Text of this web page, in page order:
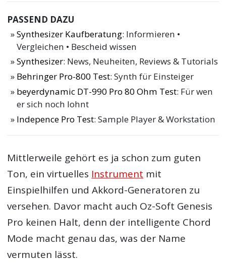
PASSEND DAZU
Synthesizer Kaufberatung: Informieren •
Vergleichen • Bescheid wissen
Synthesizer: News, Neuheiten, Reviews & Tutorials
Behringer Pro-800 Test: Synth für Einsteiger
beyerdynamic DT-990 Pro 80 Ohm Test: Für wen
er sich noch lohnt
Indepence Pro Test: Sample Player & Workstation
Mittlerweile gehört es ja schon zum guten
Ton, ein virtuelles Instrument mit
Einspielhilfen und Akkord-Generatoren zu
versehen. Davor macht auch Oz-Soft Genesis
Pro keinen Halt, denn der intelligente Chord
Mode macht genau das, was der Name
vermuten lässt.